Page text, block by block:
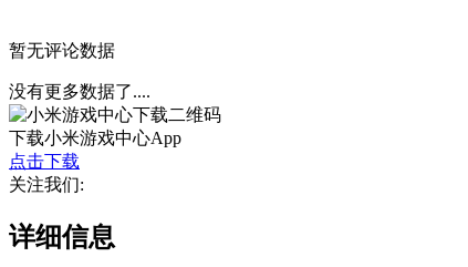
暂无评论数据
没有更多数据了....
下载小米游戏中心App
点击下载
关注我们:
详细信息